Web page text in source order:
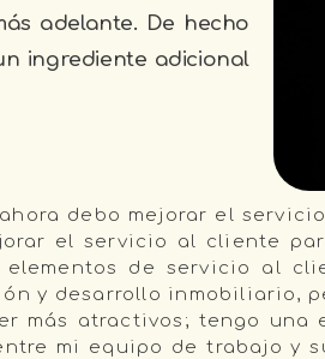
adelante. De hecho
ingrediente adicional
debo mejorar el
el servicio al cliente
de servicio al
y desarrollo inmobiliario,
más atractivos; tengo
mi equipo de trabajo y